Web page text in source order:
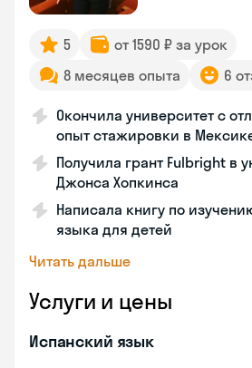
5
от 1590 ₽ за урок
8 месяцев опыта
6
Окончила университет с
опыт стажировки в
Получила грант Fulbright в
Джонса Хопкинса
Написала книгу по
языка для детей
Читать дальше
Услуги и цены
Испанский язык